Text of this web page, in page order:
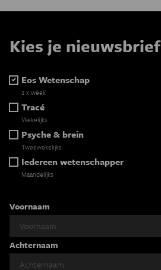
Kies je nieuwsbrief
Eos Wetenschap
2 x week
Tracé
Wekelijks
Psyche & brein
Tweewekelijks
Iedereen wetenschapper
Maandelijks
Voornaam
Achternaam